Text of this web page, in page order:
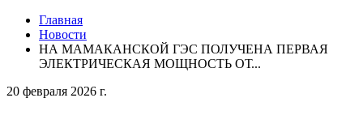
Главная
Новости
НА МАМАКАНСКОЙ ГЭС ПОЛУЧЕНА ПЕРВАЯ
ЭЛЕКТРИЧЕСКАЯ МОЩНОСТЬ ОТ...
20 февраля 2026 г.